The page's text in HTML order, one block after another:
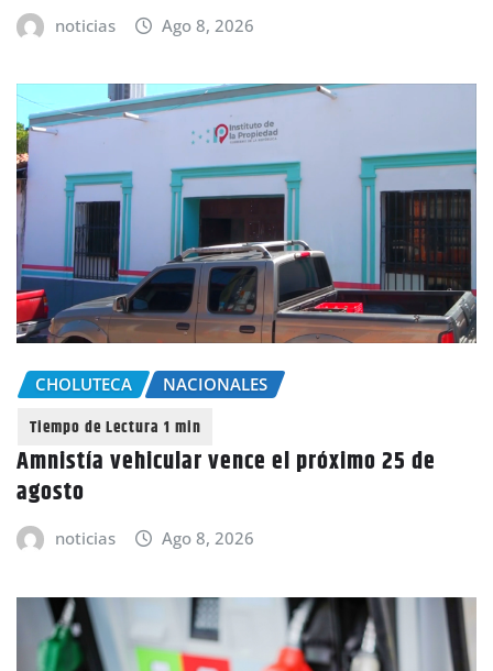
noticias Ago 8, 2026
CHOLUTECA NACIONALES
Amnistía vehicular vence el próximo 25 de
agosto
noticias Ago 8, 2026